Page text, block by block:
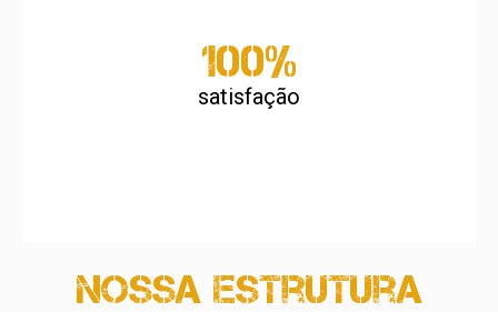
100%
satisfação
Nossa estrutura